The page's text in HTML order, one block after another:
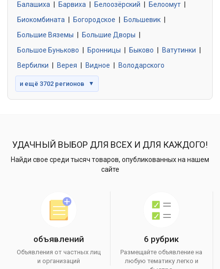
Знакомства без обязательств
0 объявлений
Балашиха
Барвиха Белоозёрский Белоомут
Биокомбината
Богородское Большевик
Большие Вяземы
Большие Дворы
Большое Буньково
Бронницы Быково Ватутинки
Вербилки
Верея Видное Володарского
и ещё 3702 регионов ▼
УДАЧНЫЙ ВЫБОР ДЛЯ ВСЕХ И ДЛЯ КАЖДОГО!
Найди свое среди тысяч товаров, опубликованных на нашем
сайте
объявлений
Объявления от частных лиц
и организаций
6 рубрик
Размещайте объявление на
любую тематику легко и